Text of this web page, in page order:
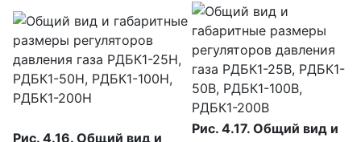
Рис. 4.16. Общий вид и
Рис. 4.17. Общий вид и